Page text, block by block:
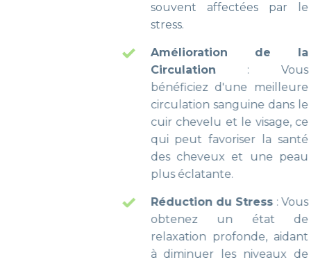
souvent affectées par le
Amélioration de la
: Vous
bénéficiez d'une meilleure
circulation sanguine dans le
cuir chevelu et le visage, ce
qui peut favoriser la santé
des cheveux et une peau
plus éclatante.
Réduction du Stress: Vous
obtenez un état de
relaxation profonde, aidant
à diminuer les niveaux de